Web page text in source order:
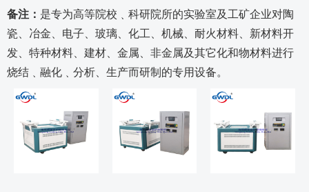
备注： 是专为高等院校﹑科研院所的实验室及工矿企业对陶
瓷、冶金、电子、玻璃、化工、机械、耐火材料、新材料开
发、特种材料、建材、金属、非金属及其它化和物材料进行
烧结﹑融化﹑分析、生产而研制的专用设备。